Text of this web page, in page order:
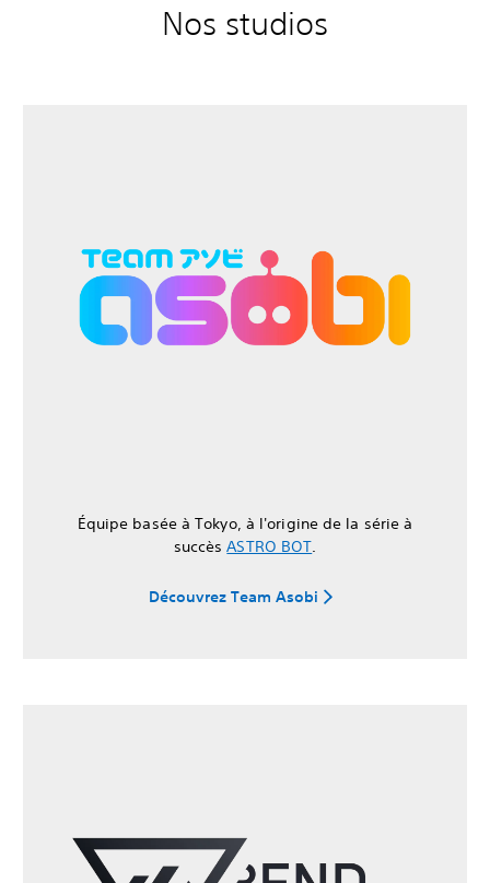
Nos studios
Équipe basée à Tokyo, à l'origine de la série à
succèsASTRO BOT.
Découvrez Team Asobi